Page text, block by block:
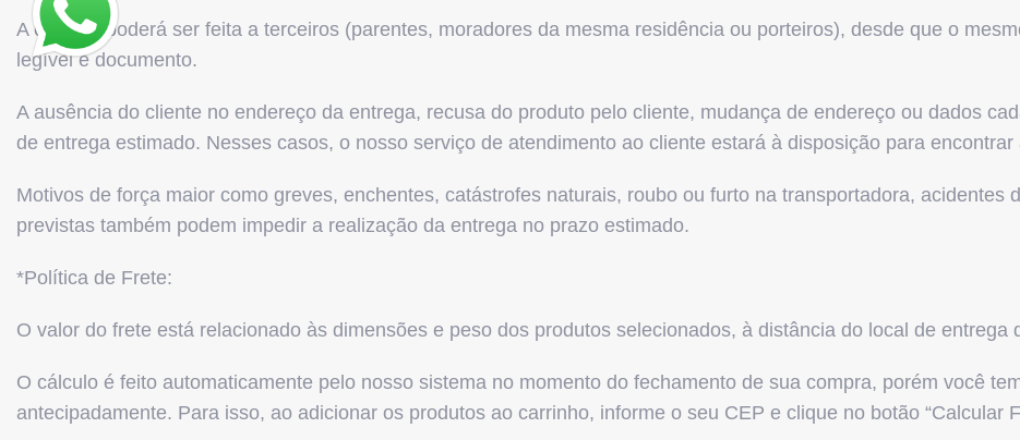
A entrega poderá ser feita a terceiros (parentes, moradores da mesma residência ou porteiros), desde que o
legível e documento.
A ausência do cliente no endereço da entrega, recusa do produto pelo cliente, mudança de endereço ou dados
de entrega estimado. Nesses casos, o nosso serviço de atendimento ao cliente estará à disposição para encontrar
Motivos de força maior como greves, enchentes, catástrofes naturais, roubo ou furto na transportadora, acidentes
previstas também podem impedir a realização da entrega no prazo estimado.
*Política de Frete:
O valor do frete está relacionado às dimensões e peso dos produtos selecionados, à distância do local de entrega
O cálculo é feito automaticamente pelo nosso sistema no momento do fechamento de sua compra, porém você
antecipadamente. Para isso, ao adicionar os produtos ao carrinho, informe o seu CEP e clique no botão